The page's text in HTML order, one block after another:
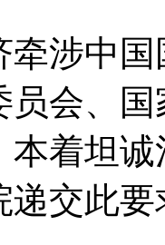
牵涉中
员会、
本着坦
递交此要